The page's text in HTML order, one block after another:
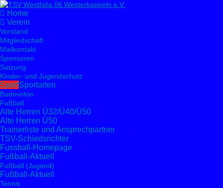
Home
Verein
Vorstand
Mitgliedschaft
Mailkontakt
Sponsoren
Satzung
Kinder- und Jugendschutz
SportSportarten
Badminton
Fußball
Alte Herren Ü32/Ü40/Ü50
Alte Herren Ü50
Trainerliste und Ansprechpartner
TSV-Schiedsrichter
Fussball-Homepage
Fußball-Aktuell
Fußball (Jugend)
Fußball-Aktuell
Tennis